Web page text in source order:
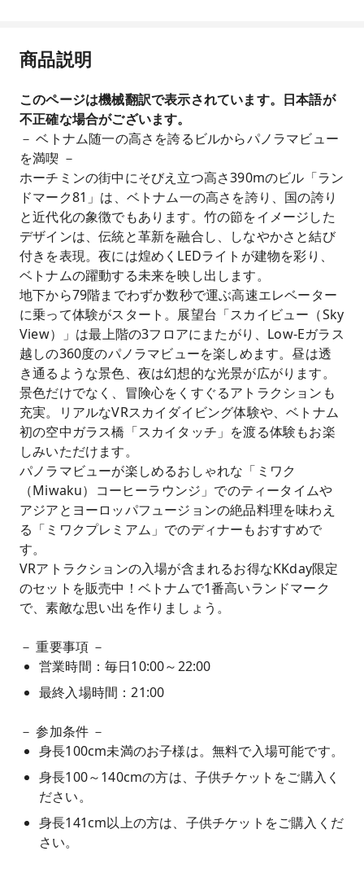
商品説明
このページは機械翻訳で表示されています。日本語が
不正確な場合がございます。
－ ベトナム随一の高さを誇るビルからパノラマビュー
を満喫 －
ホーチミンの街中にそびえ立つ高さ390mのビル「ラン
ドマーク81」は、ベトナム一の高さを誇り、国の誇り
と近代化の象徴でもあります。竹の節をイメージした
デザインは、伝統と革新を融合し、しなやかさと結び
付きを表現。夜には煌めくLEDライトが建物を彩り、
ベトナムの躍動する未来を映し出します。
地下から79階までわずか数秒で運ぶ高速エレベーター
に乗って体験がスタート。展望台「スカイビュー（Sky
View）」は最上階の3フロアにまたがり、Low-Eガラス
越しの360度のパノラマビューを楽しめます。昼は透
き通るような景色、夜は幻想的な光景が広がります。
景色だけでなく、冒険心をくすぐるアトラクションも
充実。リアルなVRスカイダイビング体験や、ベトナム
初の空中ガラス橋「スカイタッチ」を渡る体験もお楽
しみいただけます。
パノラマビューが楽しめるおしゃれな「ミワク
（Miwaku）コーヒーラウンジ」でのティータイムや
アジアとヨーロッパフュージョンの絶品料理を味わえ
る「ミワクプレミアム」でのディナーもおすすめで
す。
VRアトラクションの入場が含まれるお得なKKday限定
のセットを販売中！ベトナムで1番高いランドマーク
で、素敵な思い出を作りましょう。
－ 重要事項 －
営業時間：毎日10:00～22:00
最終入場時間：21:00
－ 参加条件 －
身長100cm未満のお子様は。無料で入場可能です。
身長100～140cmの方は、子供チケットをご購入く
ださい。
身長141cm以上の方は、子供チケットをご購入くだ
さい。